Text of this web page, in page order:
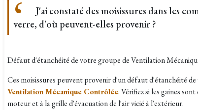
J'ai constaté des moisissures dans les
verre, d'où peuvent-elles provenir ?
Défaut d'étanchéité de votre groupe de Ventilation
Ces moisissures peuvent provenir d'un défaut d'étanchéité
Ventilation Mécanique Contrôlée. Vérifiez si les gaines
moteur et à la grille d'évacuation de l'air vicié à l'extérieur.